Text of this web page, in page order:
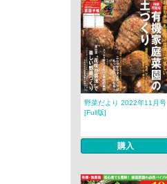
野菜だより 2022年11月号
[Full版]
購入